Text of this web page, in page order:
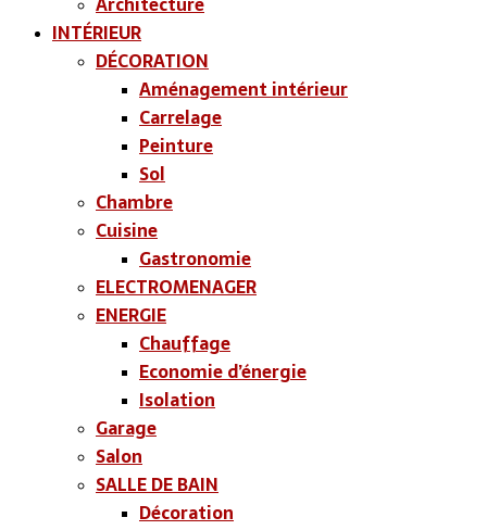
INTÉRIEUR
DÉCORATION
Aménagement intérieur
Carrelage
Peinture
Sol
Chambre
Cuisine
Gastronomie
ELECTROMENAGER
ENERGIE
Chauffage
Economie d’énergie
Isolation
Garage
Salon
SALLE DE BAIN
Décoration